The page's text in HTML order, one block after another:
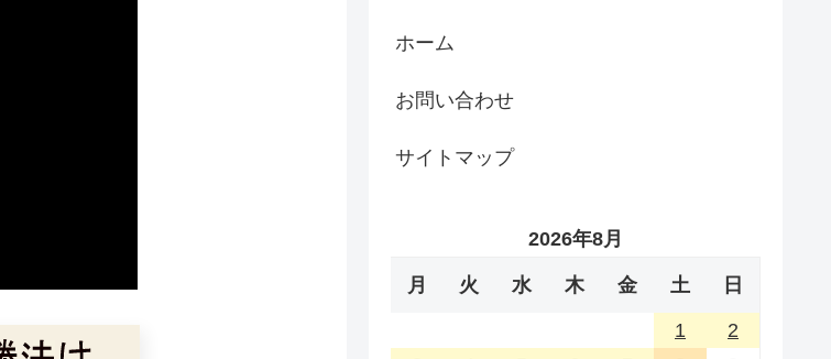
ホーム
お問い合わせ
サイトマップ
2026年8月
月 火 水 木 金 土 日
1
2